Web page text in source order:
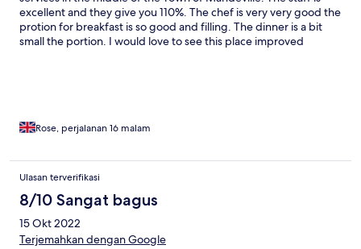
excellent and they give you 110%. The chef is very very good the
protion for breakfast is so good and filling. The dinner is a bit
small the portion. I would love to see this place improved
Rose, perjalanan 16 malam
Ulasan terverifikasi
8/10 Sangat bagus
15 Okt 2022
Terjemahkan dengan Google